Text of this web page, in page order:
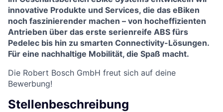
innovative Produkte und Services, die das eBiken
noch faszinierender machen – von hocheffizienten
Antrieben über das erste serienreife ABS fürs
Pedelec bis hin zu smarten Connectivity-Lösungen.
Für eine nachhaltige Mobilität, die Spaß macht.
Die Robert Bosch GmbH freut sich auf deine
Bewerbung!
Stellenbeschreibung